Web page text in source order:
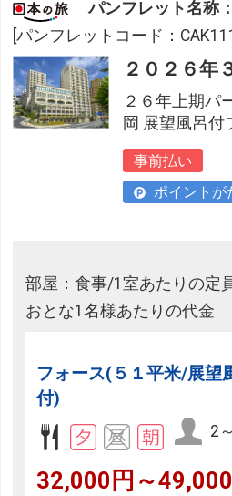
パンフレット名称
[パンフレットコード：
２０２６年
２６年上期パ
岡 展望風呂付
事前払い
ポイントが
部屋：食事/1室あたりの定
おとな1名様あたりの代金
フォース(５１平米/展望
付)
2
32,000円～